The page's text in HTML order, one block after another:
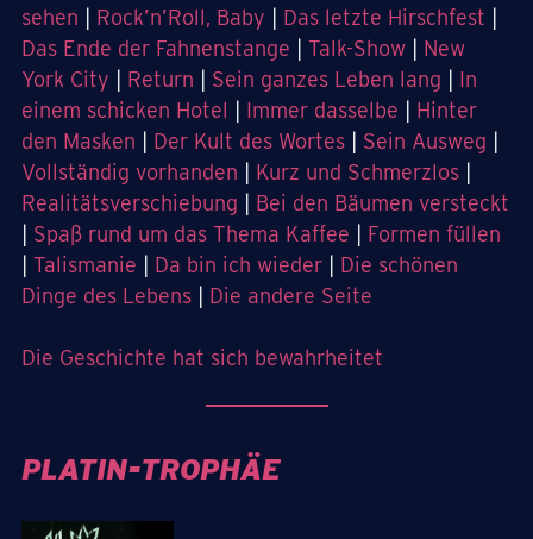
sehen
Rock’n’Roll, Baby Das letzte Hirschfest
Das Ende der Fahnenstange
Talk-Show
New
York City
Return Sein ganzes Leben lang
In
einem schicken Hotel
Immer dasselbe
Hinter
den Masken
Der Kult des Wortes Sein Ausweg
Vollständig vorhanden
Kurz und Schmerzlos
Realitätsverschiebung
Bei den Bäumen versteckt
Spaß rund um das Thema Kaffee
Formen füllen
Talismanie Da bin ich wieder
Die schönen
Dinge des Lebens
Die andere Seite
Die Geschichte hat sich bewahrheitet
PLATIN-TROPHÄE